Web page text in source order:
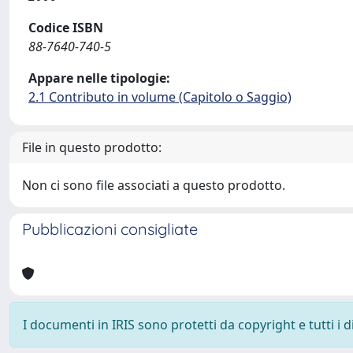
Codice ISBN
88-7640-740-5
Appare nelle tipologie:
2.1 Contributo in volume (Capitolo o Saggio)
File in questo prodotto:
Non ci sono file associati a questo prodotto.
Pubblicazioni consigliate
I documenti in IRIS sono protetti da copyright e tutti i